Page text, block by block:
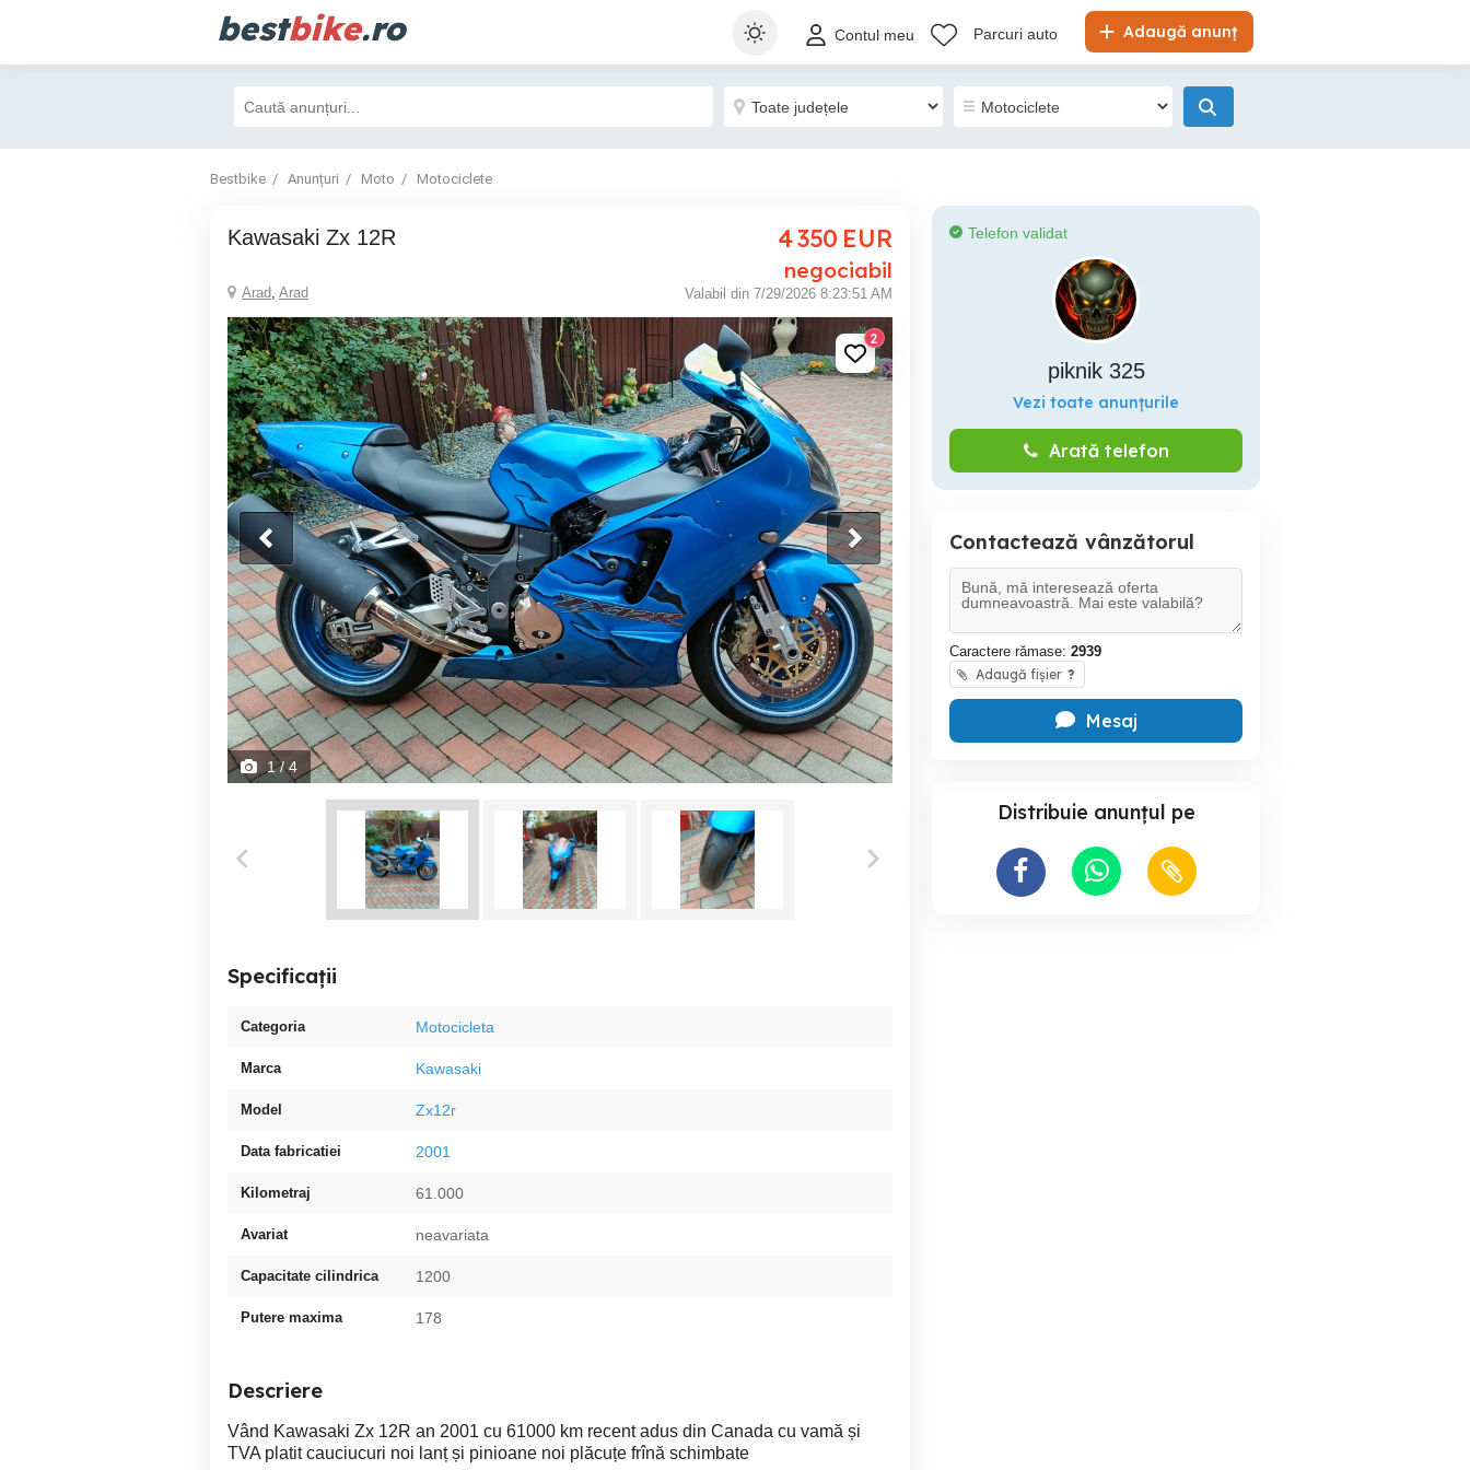
bestbike.ro Adaugă anunț
Contul meu Parcuri auto
Bestbike Anunțuri Moto Motociclete
Kawasaki Zx 12R 4 350 EUR
negociabil
Arad, Arad Valabil din 7/29/2026 8:23:51 AM
2
1/ 4
Specificații
Categoria Motocicleta
Marca Kawasaki
Model Zx12r
Data fabricatiei 2001
Kilometraj 61.000
Avariat neavariata
Capacitate cilindrica 1200
Putere maxima 178
Descriere
Vând Kawasaki Zx 12R an 2001 cu 61000 km recent adus din Canada cu vamă și
TVA platit cauciucuri noi lanț și pinioane noi plăcuțe frînă schimbate
Telefon validat
piknik 325
Vezi toate anunțurile
Arată telefon
Contactează vânzătorul
Caractere rămase: 2939
Adaugă fișier ?
Mesaj
Distribuie anunțul pe